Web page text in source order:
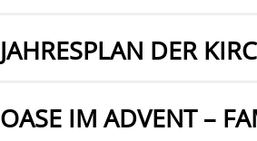
JAHRESPLAN DER
OASE IM ADVENT –